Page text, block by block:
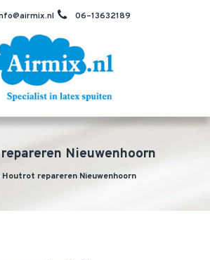
06–13632189
Nieuwenhoorn
Houtrot repareren Nieuwenhoorn